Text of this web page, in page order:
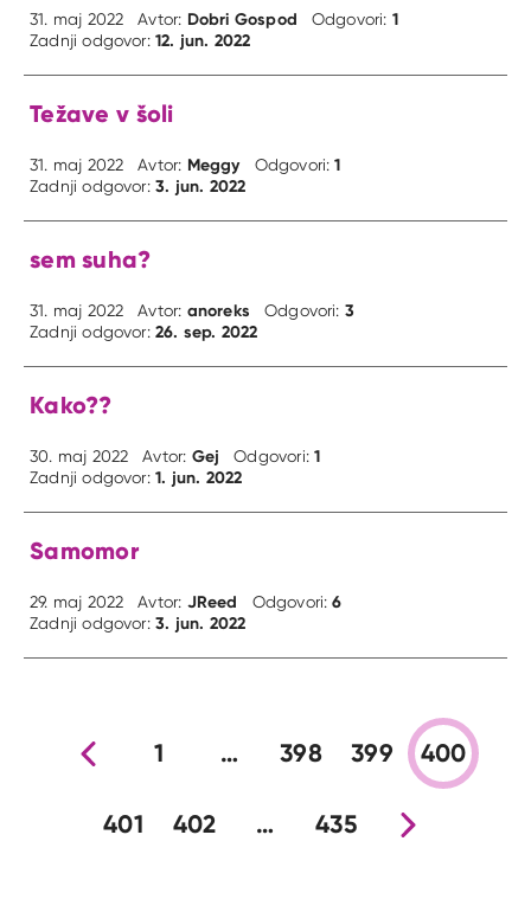
31. maj 2022 Avtor: Dobri Gospod Odgovori: 1
Zadnji odgovor:12. jun. 2022
Težave v šoli
31. maj 2022 Avtor: Meggy Odgovori:1
Zadnji odgovor:3. jun. 2022
sem suha?
31. maj 2022 Avtor: anoreks Odgovori: 3
Zadnji odgovor:26. sep. 2022
Kako??
30. maj 2022 Avtor: Gej Odgovori:1
Zadnji odgovor:1. jun. 2022
Samomor
29. maj 2022 Avtor: JReed Odgovori:6
Zadnji odgovor:3. jun. 2022
Prejšnja stran
1 … 398 399 400
401 402 … 435Nova stran